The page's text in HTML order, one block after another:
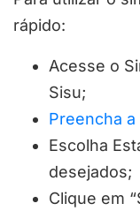
rápido:
Acesse o
Sisu;
Preencha
Escolha
desejados;
Clique em